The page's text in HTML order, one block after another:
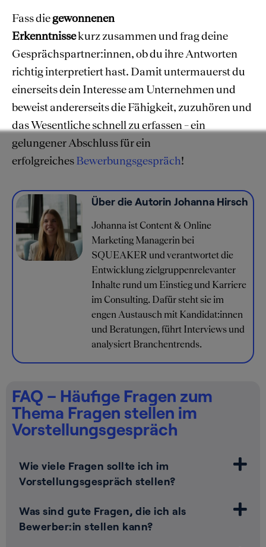
Fass diegewonnenen
Erkenntnissekurz zusammen und frag deine
Gesprächspartner:innen, ob du ihre Antworten
richtig interpretiert hast. Damit untermauerst du
einerseits dein Interesse am Unternehmen und
beweist andererseits die Fähigkeit, zuzuhören und
das Wesentliche schnell zu erfassen – ein
gelungener Abschluss für ein
erfolgreichesBewerbungsgespräch!
Über die Autorin Johanna Hirsch
Johanna ist Content & Online
Marketing Managerin bei
SQUEAKER und verantwortet die
Entwicklung zielgruppenrelevanter
Inhalte rund um Einstieg und Karriere
im Consulting. Dafür steht sie im
engen Austausch mit Kandidat:innen
und Beratungen, führt Interviews und
analysiert Branchentrends.
FAQ – Häufige Fragen zum
Thema Fragen stellen im
Vorstellungsgespräch
Wie viele Fragen sollte ich im
Vorstellungsgespräch stellen?
Was sind gute Fragen, die ich als
Bewerber:in stellen kann?